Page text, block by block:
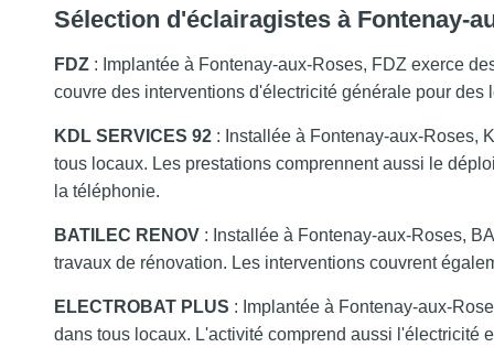
Sélection d'éclairagistes à Fontenay-
FDZ : Implantée à Fontenay-aux-Roses, FDZ exerce
couvre des interventions d'électricité générale pour
KDL SERVICES 92 : Installée à Fontenay-aux-Roses,
tous locaux. Les prestations comprennent aussi le
la téléphonie.
BATILEC RENOV : Installée à Fontenay-aux-Roses,
travaux de rénovation. Les interventions couvrent
ELECTROBAT PLUS : Implantée à Fontenay-aux-
dans tous locaux. L'activité comprend aussi l'électricité